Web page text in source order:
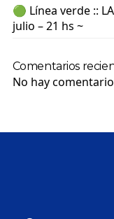
🟢 Línea verde ::
julio – 21 hs ~
Comentarios
No hay